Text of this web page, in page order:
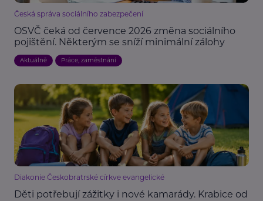
Česká správa sociálního zabezpečení
OSVČ čeká od července 2026 změna sociálního
pojištění. Některým se sníží minimální zálohy
Aktuálně Práce, zaměstnání
Diakonie Českobratrské církve evangelické
Děti potřebují zážitky i nové kamarády. Krabice od